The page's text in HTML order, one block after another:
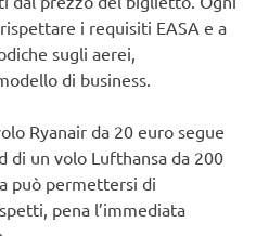
i requisiti EASA e a
sugli aerei,
di business.
Ryanair da 20 euro segue
di un volo Lufthansa da 200
può permettersi di
pena l’immediata